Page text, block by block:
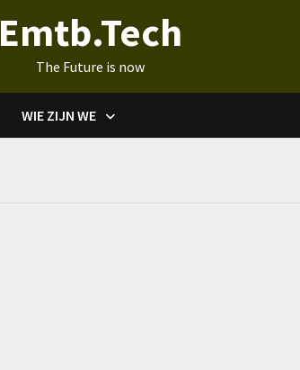
Emtb.Tech
The Future is now
WIE ZIJN WE